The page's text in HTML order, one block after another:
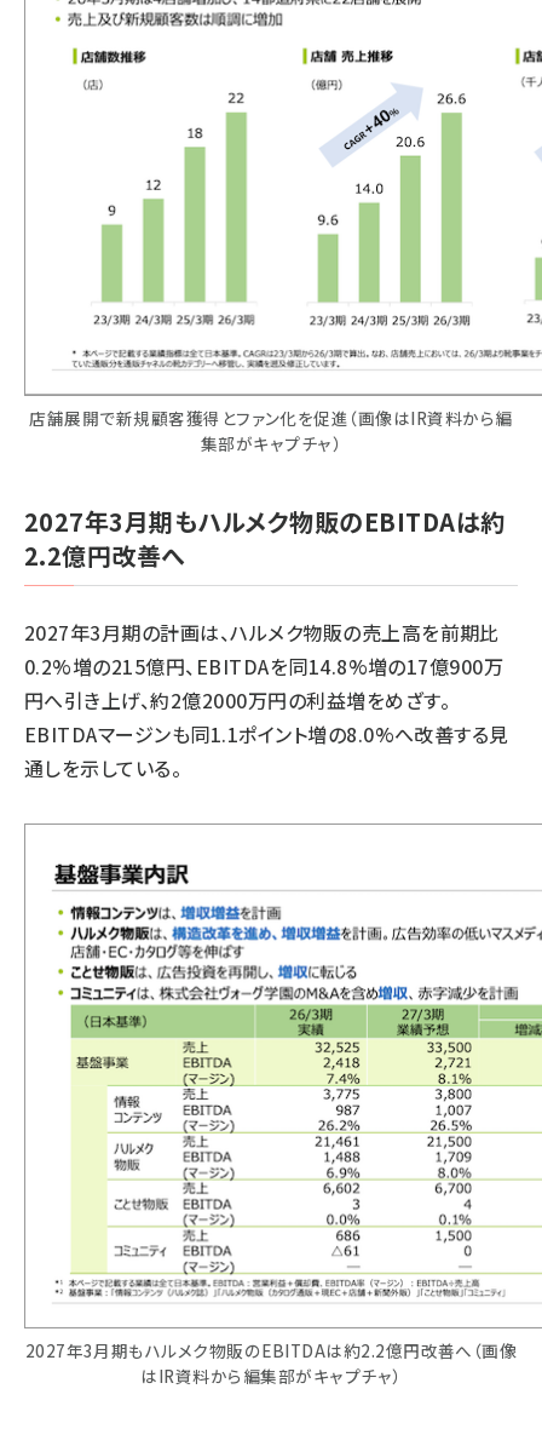
店舗展開で新規顧客獲得とファン化を促進（画像はIR資料から編
集部がキャプチャ）
2027年3月期もハルメク物販のEBITDAは約
2.2億円改善へ
2027年3月期の計画は、ハルメク物販の売上高を前期比
0.2%増の215億円、EBITDAを同14.8%増の17億900万
円へ引き上げ、約2億2000万円の利益増をめざす。
EBITDAマージンも同1.1ポイント増の8.0%へ改善する見
通しを示している。
2027年3月期もハルメク物販のEBITDAは約2.2億円改善へ（画像
はIR資料から編集部がキャプチャ）